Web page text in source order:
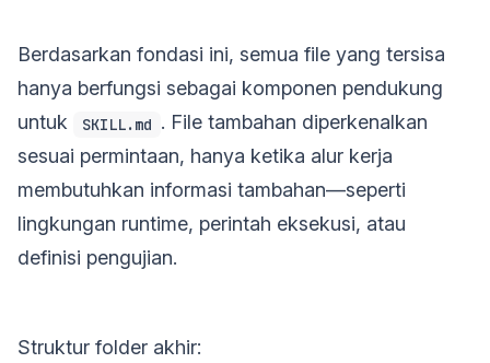
Berdasarkan fondasi ini, semua file yang tersisa
hanya berfungsi sebagai komponen pendukung
untuk
SKILL.md . File tambahan diperkenalkan
sesuai permintaan, hanya ketika alur kerja
membutuhkan informasi tambahan—seperti
lingkungan runtime, perintah eksekusi, atau
definisi pengujian.
Struktur folder akhir: